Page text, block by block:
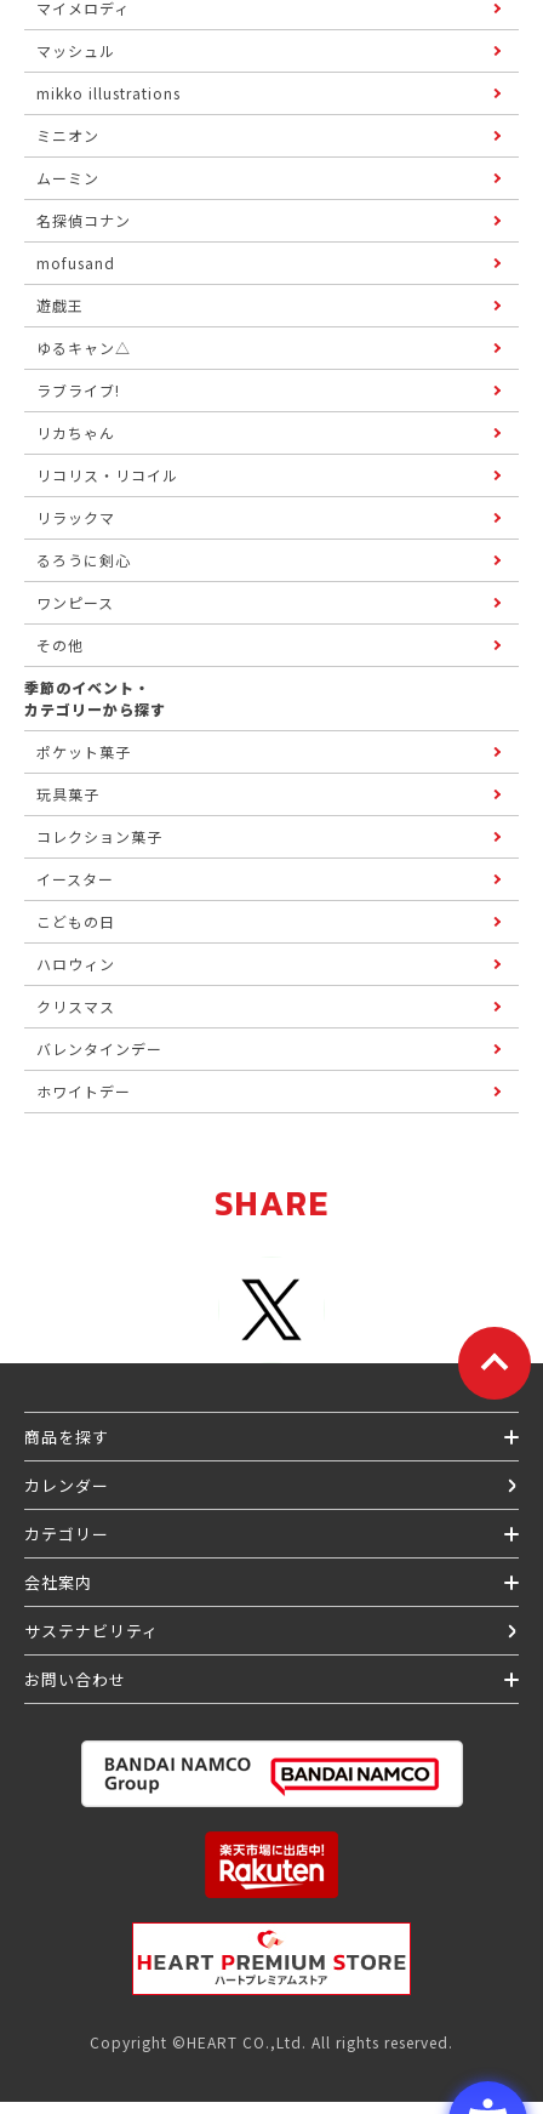
マイメロディ
マッシュル
mikko illustrations
ミニオン
ムーミン
名探偵コナン
mofusand
遊戯王
ゆるキャン△
ラブライブ!
リカちゃん
リコリス・リコイル
リラックマ
るろうに剣心
ワンピース
その他
季節のイベント・
カテゴリーから探す
ポケット菓子
玩具菓子
コレクション菓子
イースター
こどもの日
ハロウィン
クリスマス
バレンタインデー
ホワイトデー
SHARE
商品を探す
カレンダー
カテゴリー
会社案内
サステナビリティ
お問い合わせ
Copyright ©HEART CO.,Ltd. All rights reserved.